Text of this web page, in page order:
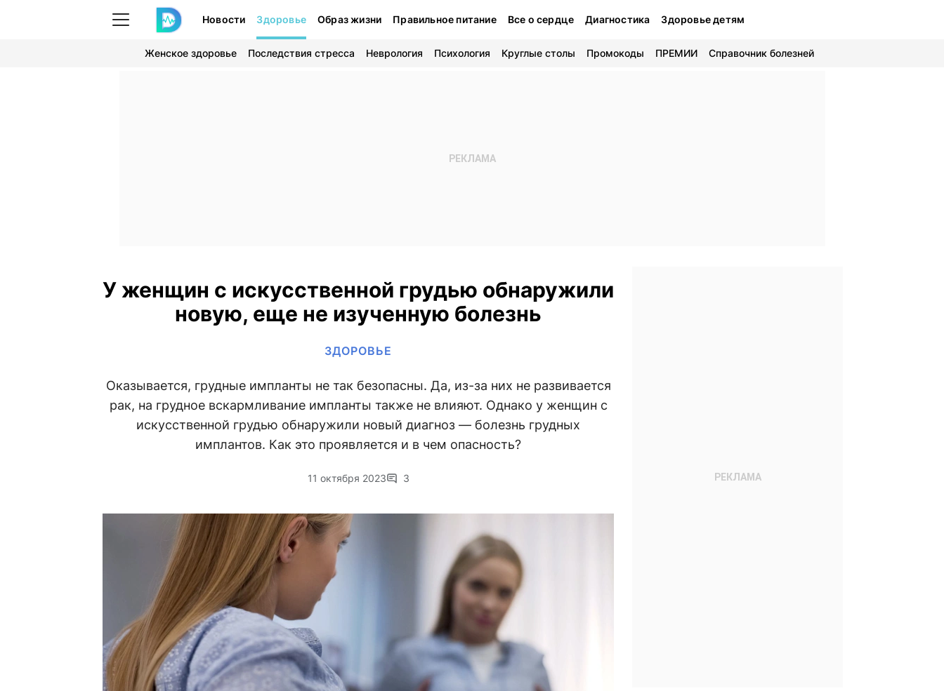
Новости Здоровье Образ жизни Правильное питание Все о сердце Диагностика Здоровье детям
Женское здоровье Последствия стресса Неврология Психология Круглые столы Промокоды ПРЕМИИ Справочник болезней
У женщин с искусственной грудью обнаружили
новую, еще не изученную болезнь
ЗДОРОВЬЕ
Оказывается, грудные импланты не так безопасны. Да, из-за них не развивается
рак, на грудное вскармливание импланты также не влияют. Однако у женщин с
искусственной грудью обнаружили новый диагноз — болезнь грудных
имплантов. Как это проявляется и в чем опасность?
11 октября 2023 3